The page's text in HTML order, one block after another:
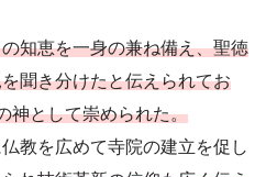
知恵を一身の兼ね備え、聖徳
聞き分けたと伝えられてお
神として崇められた。
教を広めて寺院の建立を促し